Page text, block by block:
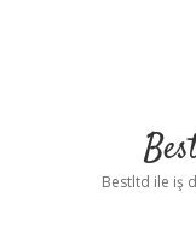
Bestltd ile iş